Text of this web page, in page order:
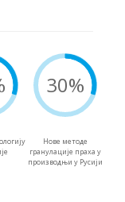
30%
Нове методе
гранулације праха у
производњи у Русији